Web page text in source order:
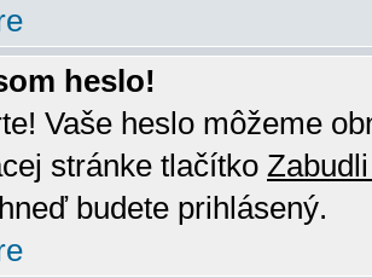
heslo!
Vaše heslo môžeme
stránke tlačítko
budete prihlásený.